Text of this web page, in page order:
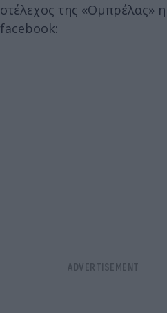
στέλεχος της «Ομπρέλας»
facebook: